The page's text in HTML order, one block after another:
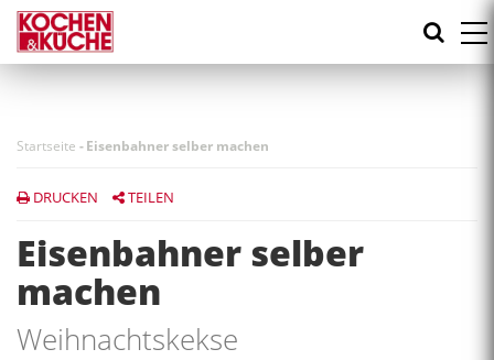
Direkt
zum
Inhalt
Startseite -Eisenbahner selber machen
DRUCKEN TEILEN
Eisenbahner selber
machen
Weihnachtskekse